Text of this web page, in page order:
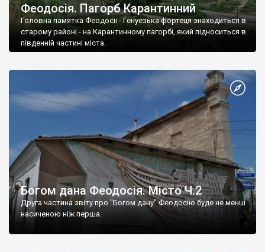
Феодосія. Пагорб Карантинний
Головна памятка Феодосії - Генуезька фортеця знаходиться в
старому районі - на Карантинному пагорбі, який підноситься в
південній частині міста.
Богом дана Феодосія. Місто Ч.2
Друга частина звіту про "Богом дану" Феодосію буде не менш
насиченою ніж перша.